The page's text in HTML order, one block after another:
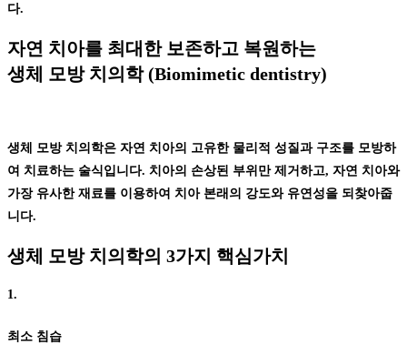
다.
자연 치아를 최대한 보존하고 복원하는
생체 모방 치의학 (Biomimetic dentistry)
생체 모방 치의학은 자연 치아의 고유한 물리적 성질과 구조를 모방하
여 치료하는 술식 입니다. 치아의 손상된 부위만 제거 하고, 자연 치아와
가장 유사한 재료를 이용하여 치아 본래의 강도와 유연성을 되찾아줍
니다.
생체 모방 치의학의 3가지 핵심가치
1.
최소 침습